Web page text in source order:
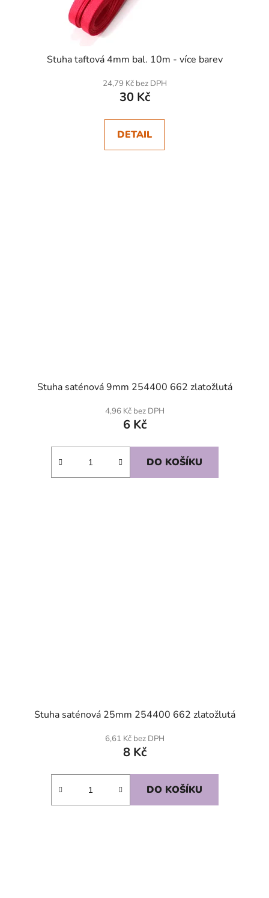
Stuha taftová 4mm bal. 10m - více barev
24,79 Kč bez DPH
30 Kč
DETAIL
Stuha saténová 9mm 254400 662 zlatožlutá
4,96 Kč bez DPH
6 Kč
DO KOŠÍKU
Stuha saténová 25mm 254400 662 zlatožlutá
6,61 Kč bez DPH
8 Kč
DO KOŠÍKU